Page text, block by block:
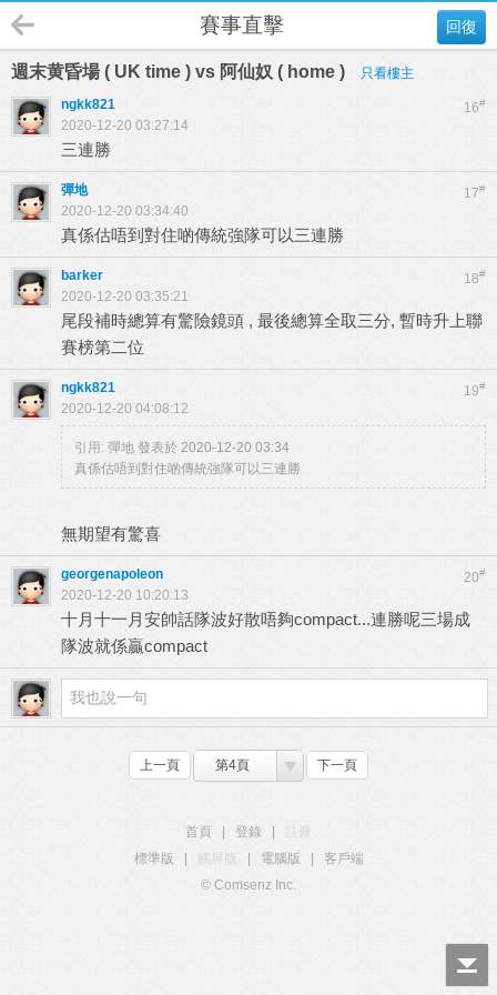
回復
賽事直擊
週末黄昏場 ( UK time ) vs 阿仙奴 ( home ) 只看樓主
16#
ngkk821
2020-12-20 03:27:14
三連勝
17#
彈地
2020-12-20 03:34:40
真係估唔到對住啲傳統強隊可以三連勝
18#
barker
2020-12-20 03:35:21
尾段補時總算有驚險鏡頭 , 最後總算全取三分, 暫時升上聯
賽榜第二位
19#
ngkk821
2020-12-20 04:08:12
引用: 彈地 發表於 2020-12-20 03:34
真係估唔到對住啲傳統強隊可以三連勝
無期望有驚喜
20#
georgenapoleon
2020-12-20 10:20:13
十月十一月安帥話隊波好散唔夠compact...連勝呢三場成
隊波就係贏compact
上一頁 第4頁 下一頁
首頁 登錄
標準版
電腦版
客戶端
© Comsenz Inc.